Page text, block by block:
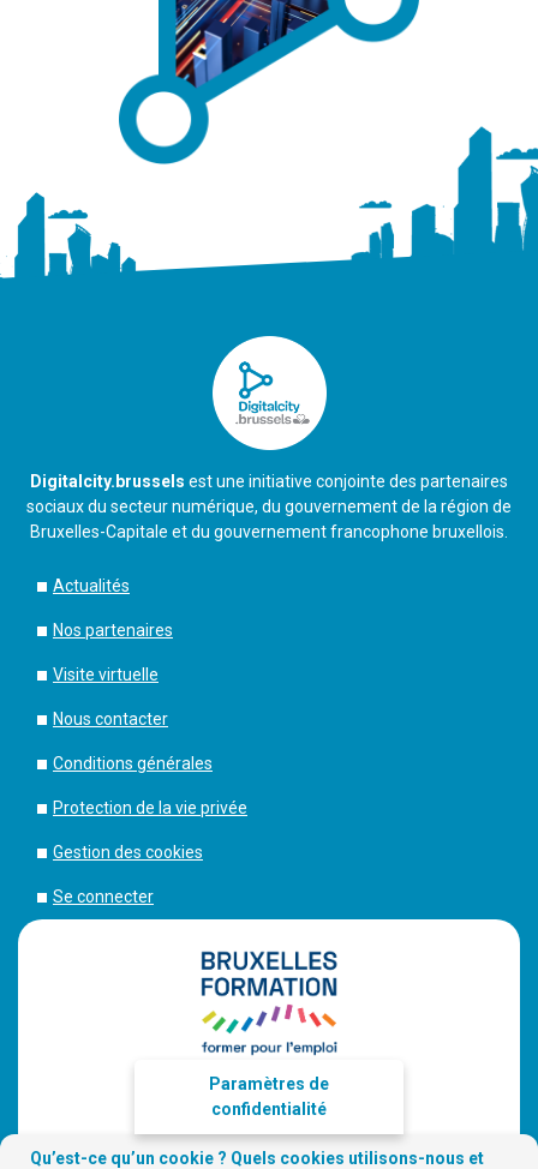
Digitalcity.brussels est une initiative conjointe des partenaires
sociaux du secteur numérique, du gouvernement de la région de
Bruxelles-Capitale et du gouvernement francophone bruxellois.
Actualités
Nos partenaires
Visite virtuelle
Nous contacter
Conditions générales
Protection de la vie privée
Gestion des cookies
Se connecter
Paramètres de
confidentialité
Qu’est-ce qu’un cookie ? Quels cookies utilisons-nous et